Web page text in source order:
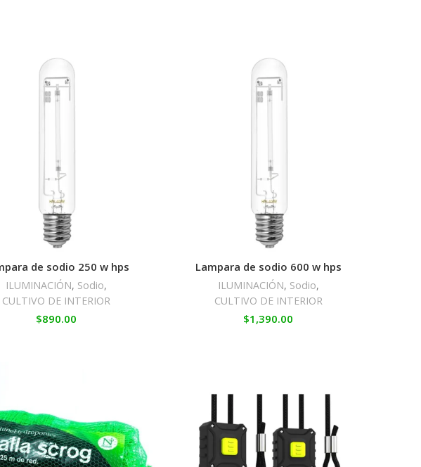
de sodio 250 w hps
ILUMINACIÓN, Sodio,
CULTIVO DE INTERIOR
$890.00
Lampara de sodio 600 w hps
ILUMINACIÓN, Sodio,
CULTIVO DE INTERIOR
$1,390.00